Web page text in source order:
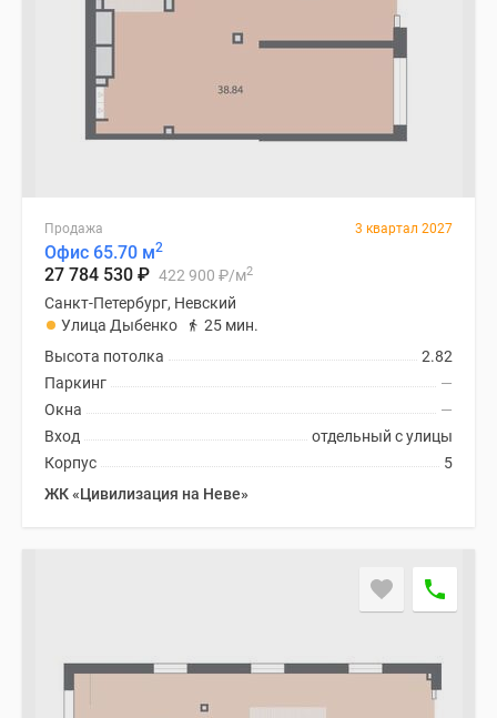
Продажа 3 квартал 2027
Офис 65.70 м2
27 784 530 ₽ 422 900 ₽/м2
Санкт-Петербург, Невский
Улица Дыбенко
25 мин.
2.82
Высота потолка
—
Паркинг
—
Окна
отдельный с улицы
Вход
5
Корпус
ЖК «Цивилизация на Неве»